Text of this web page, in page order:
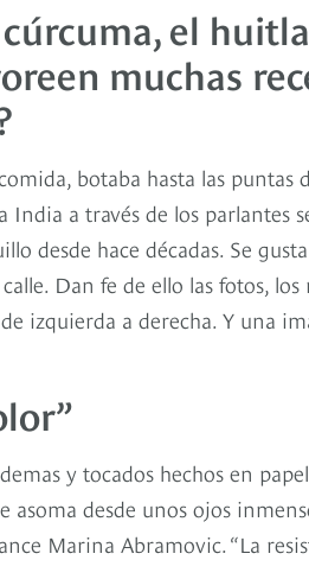
el
muchas
botaba hasta las puntas
a través de los parlantes
desde hace décadas. Se
Dan fe de ello las fotos,
izquierda a derecha. Y una
y tocados hechos en
asoma desde unos ojos
Marina Abramovic. “La